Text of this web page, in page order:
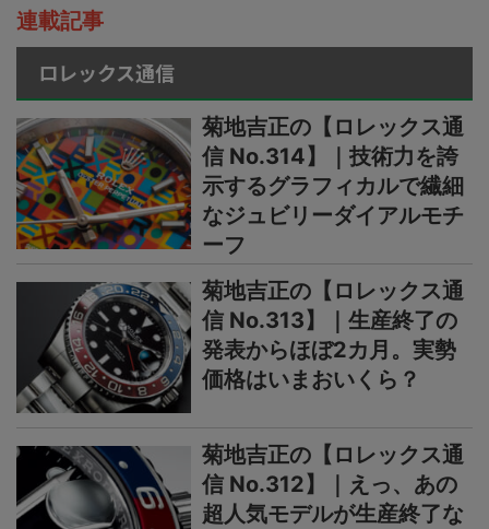
連載記事
ロレックス通信
菊地吉正の【ロレックス通
信 No.314】｜技術力を誇
示するグラフィカルで繊細
なジュビリーダイアルモチ
ーフ
菊地吉正の【ロレックス通
信 No.313】｜生産終了の
発表からほぼ2カ月。実勢
価格はいまおいくら？
菊地吉正の【ロレックス通
信 No.312】｜えっ、あの
超人気モデルが生産終了な